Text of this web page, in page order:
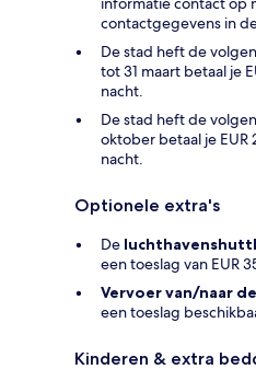
contactgegevens in
De stad heft de
tot 31 maart betaal je
nacht.
De stad heft de
oktober betaal je
nacht.
Optionele extra's
De
een toeslag van EUR
Vervoer van/naar
een toeslag
Kinderen & extra